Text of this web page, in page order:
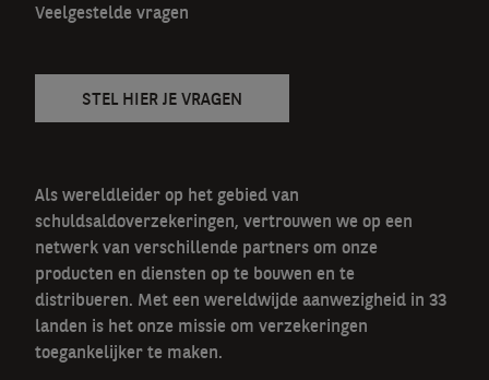
v
Veelgestelde vragen
STEL HIER JE VRAGEN
Als wereldleider op het gebied van
schuldsaldoverzekeringen, vertrouwen we op een
netwerk van verschillende partners om onze
producten en diensten op te bouwen en te
distribueren. Met een wereldwijde aanwezigheid in 33
landen is het onze missie om verzekeringen
toegankelijker te maken.